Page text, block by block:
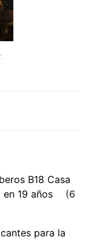
B18 Casa
19 años
6
para la